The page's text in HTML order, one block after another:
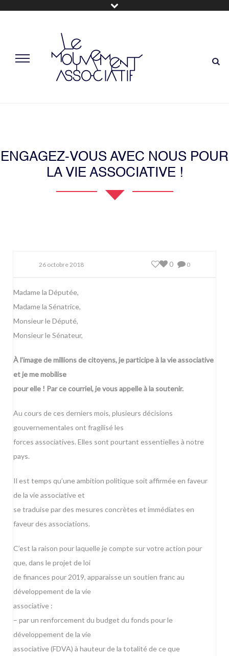
ENGAGEZ-VOUS AVEC NOUS POUR
LA VIE ASSOCIATIVE !
26 octobre 2018 0
0
Madame la Députée,
Madame la Sénatrice,
Monsieur le Député,
Monsieur le Sénateur,
À l’image de millions de citoyens, je participe à la vie associative
et je me mobilise
pour elle ! Par ce courriel, je vous appelle à la soutenir.
Au cours de ces derniers mois, plusieurs décisions
gouvernementales ont fragilisé les
forces associatives. Elles sont pourtant essentielles à notre
pays.
Il est temps qu’une ambition politique soit affirmée en faveur
de la vie associative et
se traduise par des mesures concrètes et immédiates en
faveur des associations.
C’est la raison pour laquelle je compte sur votre action pour
que, dans le projet de loi
de finances pour 2019, apparaisse un soutien franc au
développement de la vie
associative :
– par un renforcement du budget du fonds pour le
développement de la vie
associative (FDVA) à hauteur de la totalité de ce que